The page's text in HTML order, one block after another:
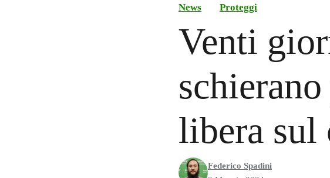
News Proteggi
Venti
libera sul
Federico Spadini